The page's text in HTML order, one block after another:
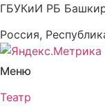
ГБУКиИ РБ
Россия,
Меню
Театр